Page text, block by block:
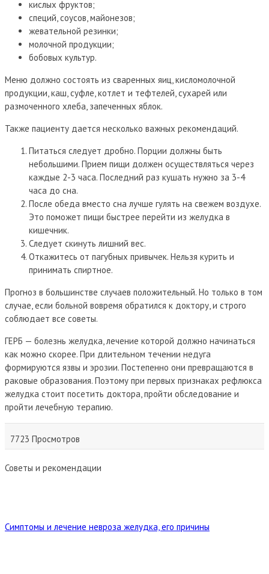
кислых фруктов;
специй, соусов, майонезов;
жевательной резинки;
молочной продукции;
бобовых культур.
Меню должно состоять из сваренных яиц, кисломолочной
продукции, каш, суфле, котлет и тефтелей, сухарей или
размоченного хлеба, запеченных яблок.
Также пациенту дается несколько важных рекомендаций.
Питаться следует дробно. Порции должны быть
небольшими. Прием пищи должен осуществляться через
каждые 2-3 часа. Последний раз кушать нужно за 3-4
часа до сна.
После обеда вместо сна лучше гулять на свежем воздухе.
Это поможет пищи быстрее перейти из желудка в
кишечник.
Следует скинуть лишний вес.
Откажитесь от пагубных привычек. Нельзя курить и
принимать спиртное.
Прогноз в большинстве случаев положительный. Но только в том
случае, если больной вовремя обратился к доктору, и строго
соблюдает все советы.
ГЕРБ — болезнь желудка, лечение которой должно начинаться
как можно скорее. При длительном течении недуга
формируются язвы и эрозии. Постепенно они превращаются в
раковые образования. Поэтому при первых признаках рефлюкса
желудка стоит посетить доктора, пройти обследование и
пройти лечебную терапию.
7723 Просмотров
Советы и рекомендации
Симптомы и лечение невроза желудка, его причины